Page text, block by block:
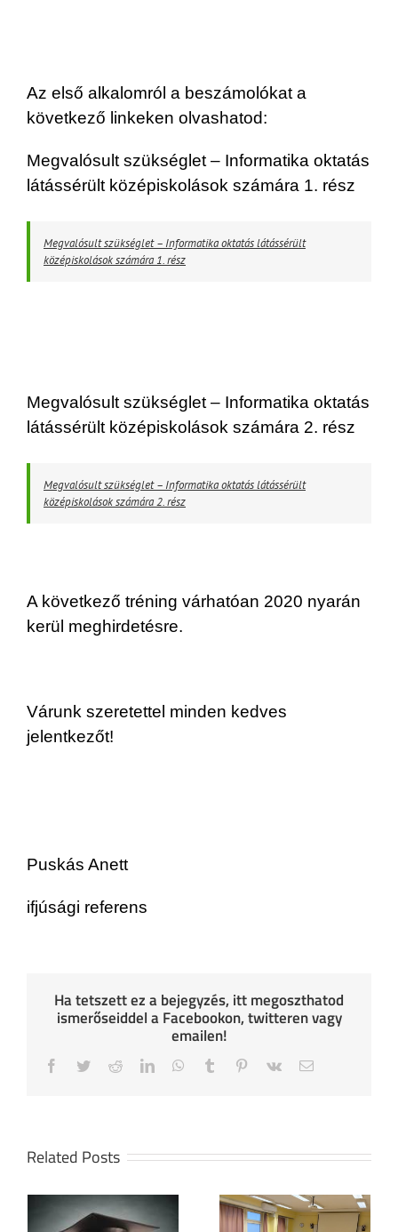
Az első alkalomról a beszámolókat a
következő linkeken olvashatod:
Megvalósult szükséglet – Informatika oktatás
látássérült középiskolások számára 1. rész
Megvalósult szükséglet – Informatika oktatás látássérült
középiskolások számára 1. rész
Megvalósult szükséglet – Informatika oktatás
látássérült középiskolások számára 2. rész
Megvalósult szükséglet – Informatika oktatás látássérült
középiskolások számára 2. rész
A következő tréning várhatóan 2020 nyarán
kerül meghirdetésre.
Várunk szeretettel minden kedves
jelentkezőt!
Puskás Anett
ifjúsági referens
Ha tetszett ez a bejegyzés, itt megoszthatod
ismerőseiddel a Facebookon, twitteren vagy
emailen!
Facebook
TwitterRedditLinkedInWhatsApp
Tumblr Pinterest
Vk Email
Related Posts